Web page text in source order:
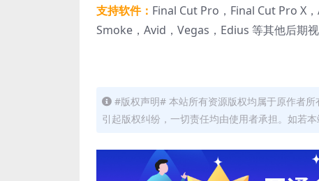
支持软件： Final Cut Pro，Final Cut Pro X
Smoke，Avid，Vegas，Edius 等其他后期视
#版权声明# 本站所有资源版权均属于原作者
引起版权纠纷，一切责任均由使用者承担。如若